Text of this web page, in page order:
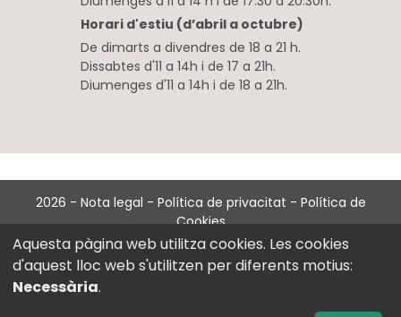
Horari d'estiu (d’abril a octubre)
De dimarts a divendres de 18 a 21 h.
Dissabtes d'11 a 14h i de 17 a 21h.
Diumenges d'11 a 14h i de 18 a 21h.
2026 - Nota legal - Política de privacitat - Política de
Cookies
with
atPerception Technologies
Aquesta pàgina web utilitza cookies. Les cookies
d'aquest lloc web s'utilitzen per diferents motius:
Necessària.